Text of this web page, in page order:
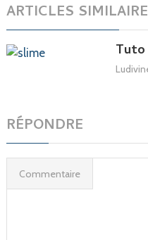
ARTICLES
Tuto
RÉPONDRE
Commentaire